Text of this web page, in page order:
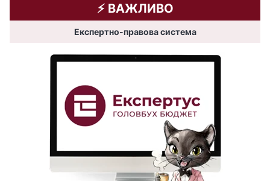
⚡️ ВАЖЛИВО
Експертно-правова система